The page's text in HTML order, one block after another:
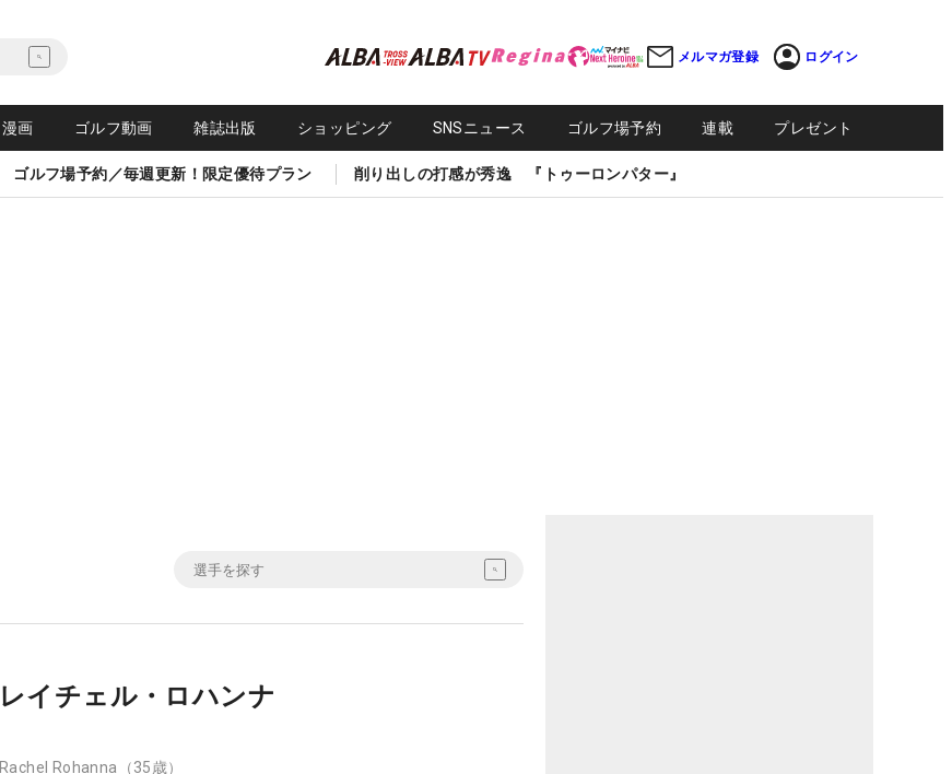
メルマガ登録 ログイン
漫画 ゴルフ動画 雑誌出版 ショッピング SNSニュース ゴルフ場予約 連載 プレゼント
ゴルフ場予約／毎週更新！限定優待プラン 削り出しの打感が秀逸 『トゥーロンパター』
レイチェル・ロハンナ
Rachel Rohanna （35歳）